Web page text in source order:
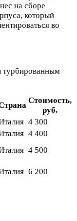
на сборе
который
во
турбированным
Стоимость,
руб.
4 300
4 400
4 500
6 200